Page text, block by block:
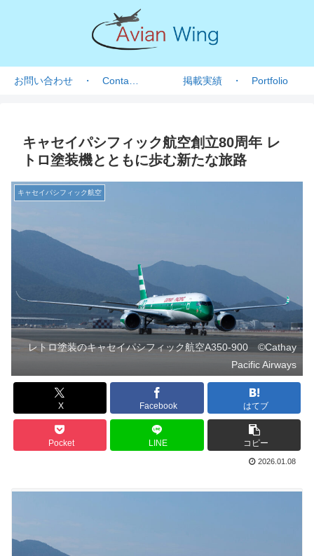
掲載実績 ・ Portfolio
キャセイパシフィック航空創立80周年 レ
トロ塗装機とともに歩む新たな旅路
キャセイパシフィック航空
レトロ塗装のキャセイパシフィック航空A350-900 ©Cathay
Pacific Airways
X Facebook はてブ
Pocket LINE コピー
2026.01.08